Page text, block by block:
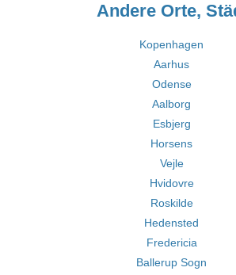
Andere Orte,
Kopenhagen
Aarhus
Odense
Aalborg
Esbjerg
Horsens
Vejle
Hvidovre
Roskilde
Hedensted
Fredericia
Ballerup Sogn